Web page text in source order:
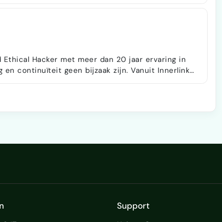
schrijven, tot een video editen, t…
Hacker met meer dan 20 jaar ervaring in
en continuïteit geen bijzaak zijn. Vanuit Innerlink
Support